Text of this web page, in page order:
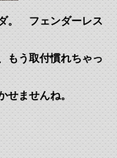
。 フェンダーレス
もう取付慣れちゃっ
せませんね。